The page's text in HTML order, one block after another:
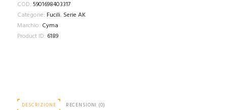
COD: 5901698403317
Categorie: Fucili, Serie AK
Marchio: Cyma
Product ID: 6189
DESCRIZIONE RECENSIONI (0)